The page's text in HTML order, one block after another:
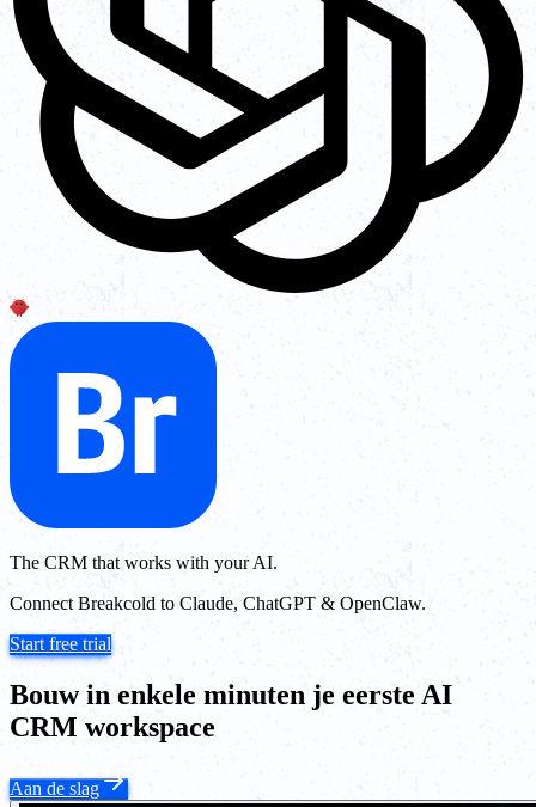
The CRM that works with your AI.
Connect Breakcold to Claude, ChatGPT & OpenClaw.
Start free trial
Bouw in enkele minuten je eerste AI
CRM workspace
Aan de slag